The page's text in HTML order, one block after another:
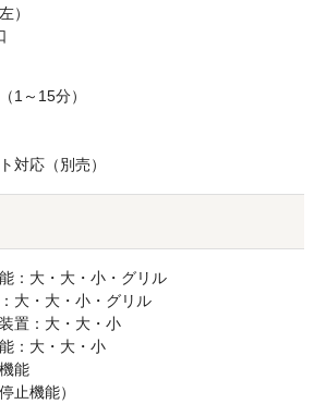
）
1～15分）
対応（別売）
：大・大・小・グリル
大・大・小・グリル
置：大・大・小
：大・大・小
能
止機能）